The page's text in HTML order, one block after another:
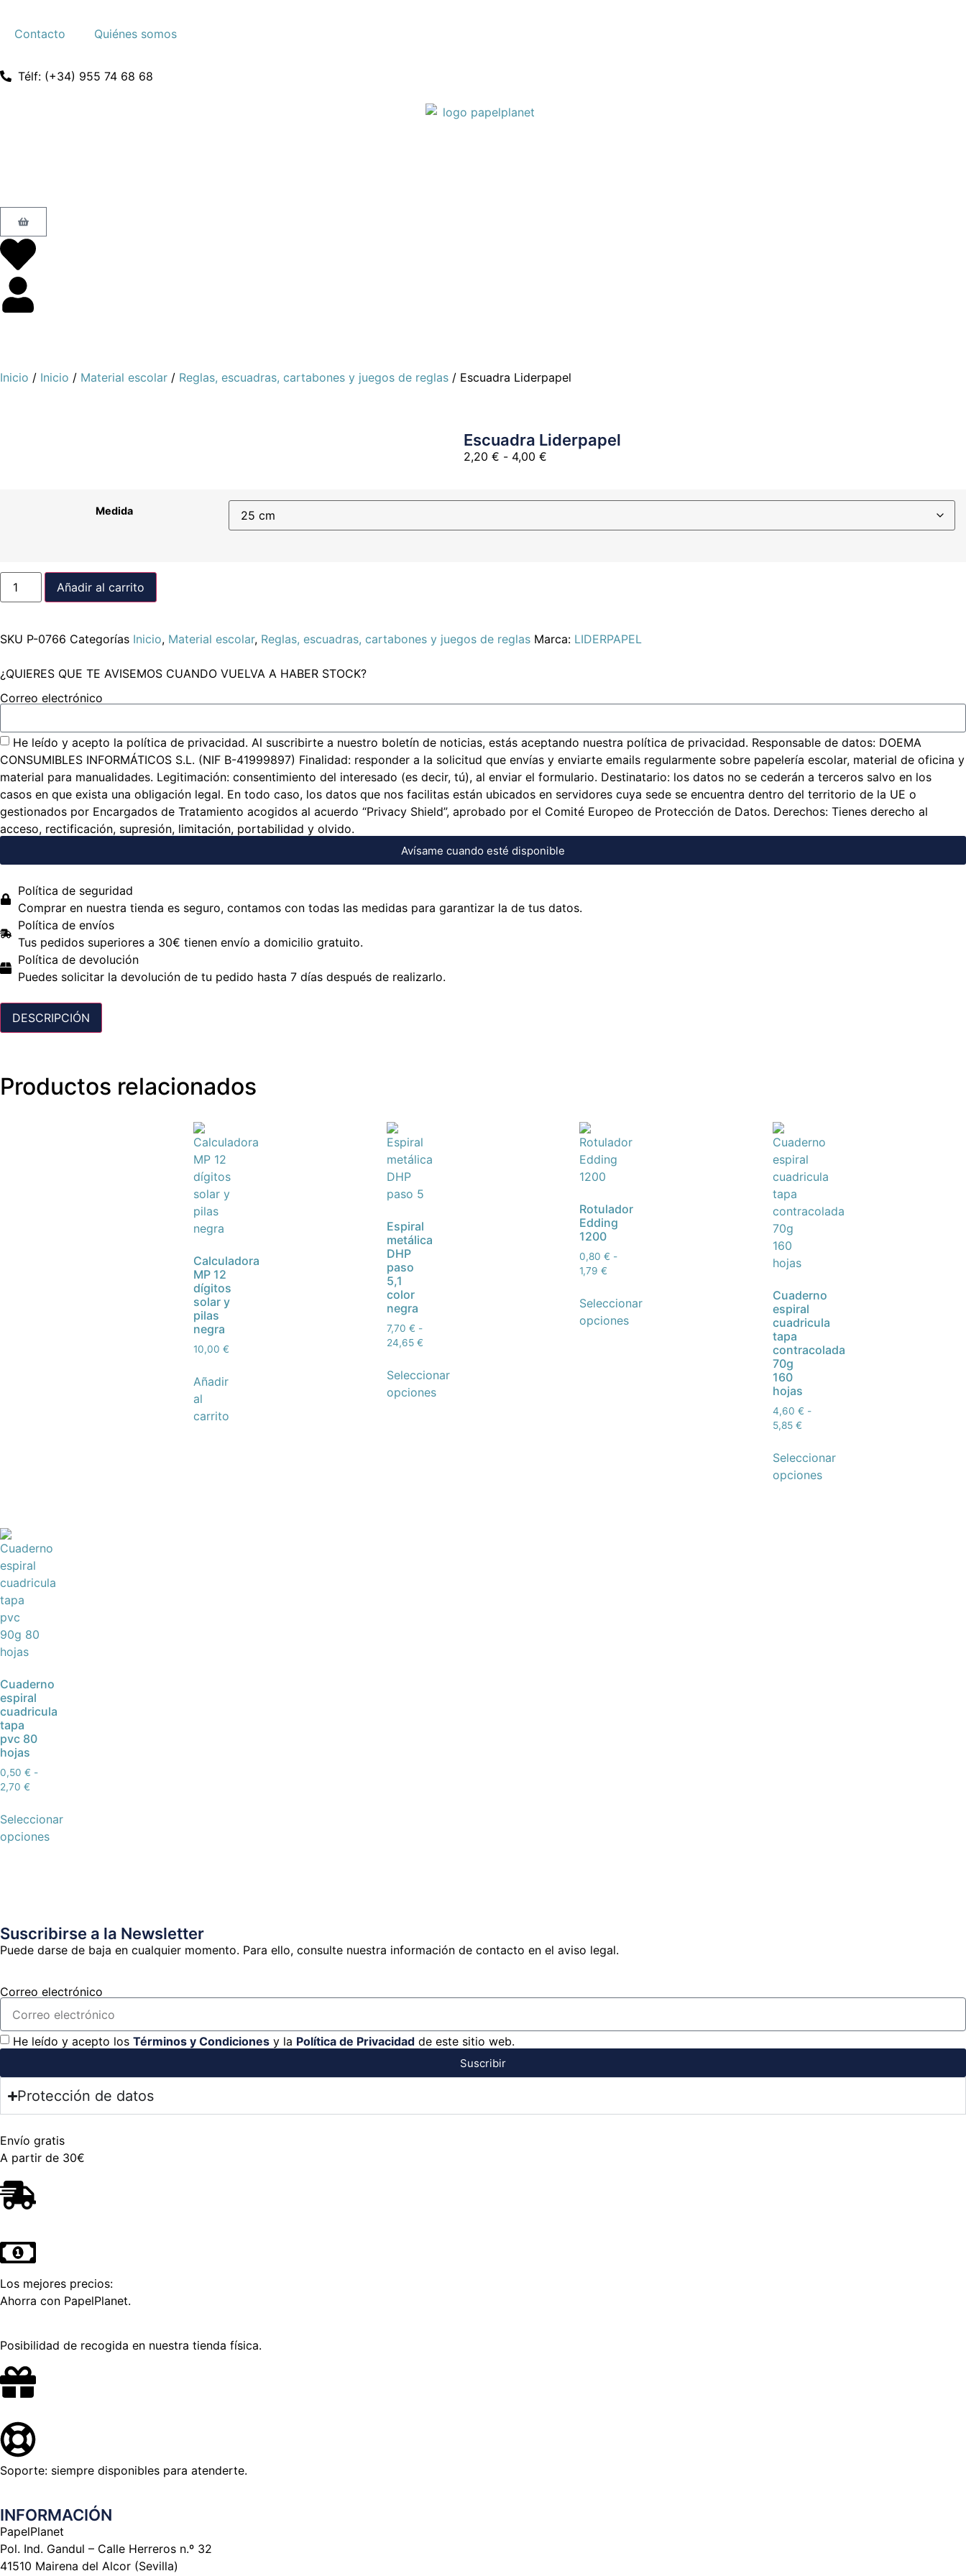
Contacto Quiénes somos
Télf: (+34) 955 74 68 68
Inicio / Inicio / Material escolar / Reglas, escuadras, cartabones y juegos de reglas / Escuadra Liderpapel
Escuadra Liderpapel
2,20€ - 4,00€
Medida
Añadir al carrito
SKU P-0766 Categorías Inicio, Material escolar, Reglas, escuadras, cartabones y juegos de reglas Marca: LIDERPAPEL
¿QUIERES QUE TE AVISEMOS CUANDO VUELVA A HABER STOCK?
Correo electrónico
He leído y acepto la política de privacidad. Al suscribirte a nuestro boletín de noticias, estás aceptando nuestra política de privacidad. Responsable de datos: DOEMA
CONSUMIBLES INFORMÁTICOS S.L. (NIF B-41999897) Finalidad: responder a la solicitud que envías y enviarte emails regularmente sobre papelería escolar, material de oficina y
material para manualidades. Legitimación: consentimiento del interesado (es decir, tú), al enviar el formulario. Destinatario: los datos no se cederán a terceros salvo en los
casos en que exista una obligación legal. En todo caso, los datos que nos facilitas están ubicados en servidores cuya sede se encuentra dentro del territorio de la UE o
gestionados por Encargados de Tratamiento acogidos al acuerdo “Privacy Shield”, aprobado por el Comité Europeo de Protección de Datos. Derechos: Tienes derecho al
acceso, rectificación, supresión, limitación, portabilidad y olvido.
Avísame cuando esté disponible
Política de seguridad
Comprar en nuestra tienda es seguro, contamos con todas las medidas para garantizar la de tus datos.
Política de envíos
Tus pedidos superiores a 30€ tienen envío a domicilio gratuito.
Política de devolución
Puedes solicitar la devolución de tu pedido hasta 7 días después de realizarlo.
DESCRIPCIÓN
Productos relacionados
Calculadora
MP 12
dígitos
solar y
pilas
negra
10,00 €
Añadir
al
carrito
Espiral
metálica
DHP
paso
5,1
color
negra
7,70 € -
24,65 €
Seleccionar
opciones
Rotulador
Edding
1200
0,80€ -
1,79€
Seleccionar
opciones
Cuaderno
espiral
cuadricula
tapa
contracolada
70g
160
hojas
4,60€ -
5,85€
Seleccionar
opciones
Cuaderno
espiral
cuadricula
tapa
pvc 80
hojas
0,50 € -
2,70 €
Seleccionar
opciones
Suscribirse a la Newsletter
Puede darse de baja en cualquier momento. Para ello, consulte nuestra información de contacto en el aviso legal.
Correo electrónico
He leído y acepto los Términos y Condiciones y la Política de Privacidad de este sitio web.
Suscribir
Protección de datos
Envío gratis
A partir de 30€
Los mejores precios:
Ahorra con PapelPlanet.
Posibilidad de recogida en nuestra tienda física.
Soporte: siempre disponibles para atenderte.
INFORMACIÓN
PapelPlanet
Pol. Ind. Gandul – Calle Herreros n.º 32
41510 Mairena del Alcor (Sevilla)